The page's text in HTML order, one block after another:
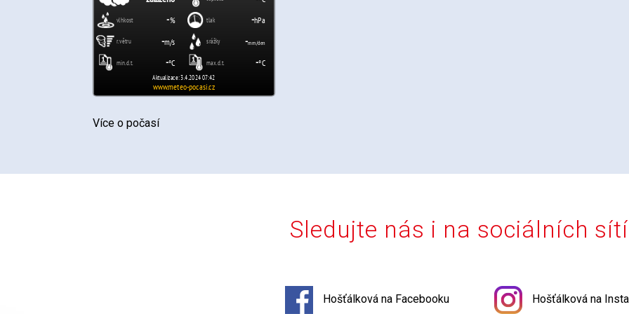
Více o počasí
Sledujte nás i na sociálních
Hošťálková na Facebooku Hošťálková na